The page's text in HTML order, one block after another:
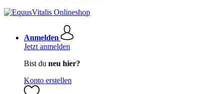
Anmelden
Jetzt anmelden
Bist du neu hier?
Konto erstellen